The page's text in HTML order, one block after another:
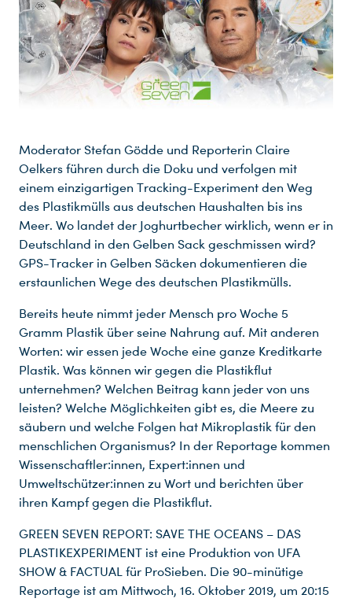
Moderator Stefan Gödde und Reporterin Claire
Oelkers führen durch die Doku und verfolgen mit
einem einzigartigen Tracking-Experiment den Weg
des Plastikmülls aus deutschen Haushalten bis ins
Meer. Wo landet der Joghurtbecher wirklich, wenn er in
Deutschland in den Gelben Sack geschmissen wird?
GPS-Tracker in Gelben Säcken dokumentieren die
erstaunlichen Wege des deutschen Plastikmülls.
Bereits heute nimmt jeder Mensch pro Woche 5
Gramm Plastik über seine Nahrung auf. Mit anderen
Worten: wir essen jede Woche eine ganze Kreditkarte
Plastik. Was können wir gegen die Plastikflut
unternehmen? Welchen Beitrag kann jeder von uns
leisten? Welche Möglichkeiten gibt es, die Meere zu
säubern und welche Folgen hat Mikroplastik für den
menschlichen Organismus? In der Reportage kommen
Wissenschaftler:innen, Expert:innen und
Umweltschützer:innen zu Wort und berichten über
ihren Kampf gegen die Plastikflut.
GREEN SEVEN REPORT: SAVE THE OCEANS – DAS
PLASTIKEXPERIMENT ist eine Produktion von UFA
SHOW & FACTUAL für ProSieben. Die 90-minütige
Reportage ist am Mittwoch, 16. Oktober 2019, um 20:15